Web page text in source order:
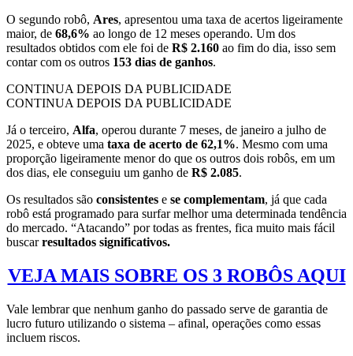
O segundo robô, Ares, apresentou uma taxa de acertos ligeiramente
maior, de 68,6% ao longo de 12 meses operando. Um dos
resultados obtidos com ele foi de R$ 2.160 ao fim do dia, isso sem
contar com os outros 153 dias de ganhos.
CONTINUA DEPOIS DA PUBLICIDADE
CONTINUA DEPOIS DA PUBLICIDADE
Já o terceiro, Alfa, operou durante 7 meses, de janeiro a julho de
2025, e obteve uma taxa de acerto de 62,1%. Mesmo com uma
proporção ligeiramente menor do que os outros dois robôs, em um
dos dias, ele conseguiu um ganho de R$ 2.085.
Os resultados são consistentes e se complementam, já que cada
robô está programado para surfar melhor uma determinada tendência
do mercado. “Atacando” por todas as frentes, fica muito mais fácil
buscarresultados significativos.
VEJA MAIS SOBRE OS 3 ROBÔS AQUI
Vale lembrar que nenhum ganho do passado serve de garantia de
lucro futuro utilizando o sistema – afinal, operações como essas
incluem riscos.